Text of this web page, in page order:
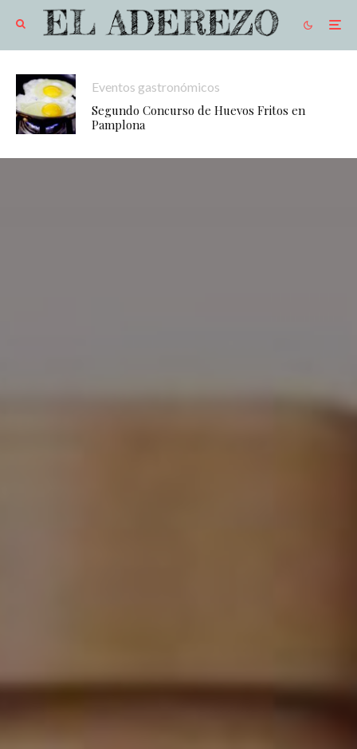
Eventos gastronómicos
Segundo Concurso de Huevos Fritos en
Pamplona